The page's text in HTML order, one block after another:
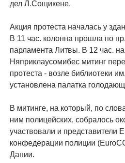
дел Л.Сощикене.
Акция протеста началась у
В 11 час. колонна прошла по
парламента Литвы. В 12 час.
Няприклаусомибес митинг
протеста - возле библиотеки
установлена палатка
В митинге, на который, по
ним полицейских, собралось
участвовали и представители
конфедерации полиции
Дании.